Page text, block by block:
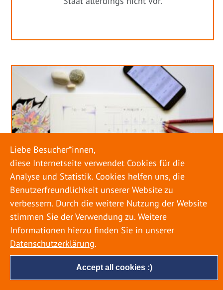
URLAUB RICHTIG PLANEN – ROHRBRUCH
VERHINDERN
18. MAI 2022
Accept all cookies :)
Liebe Besucher*innen,
diese Internetseite verwendet Cookies für die
Analyse und Statistik. Cookies helfen uns, die
Benutzerfreundlichkeit unserer Website zu
verbessern. Durch die weitere Nutzung der Website
stimmen Sie der Verwendung zu. Weitere
Informationen hierzu finden Sie in unserer
Datenschutzerklärung.